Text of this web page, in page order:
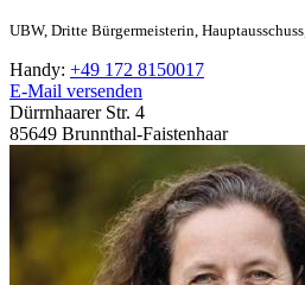
UBW, Dritte Bürgermeisterin, Hauptausschuss,
Handy: +49 172 8150017
E-Mail versenden
Dürrnhaarer Str. 4
85649 Brunnthal-Faistenhaar